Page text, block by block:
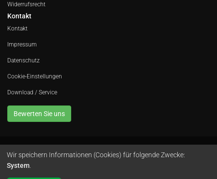
Widerrufsrecht
Kontakt
Kontakt
Impressum
Datenschutz
Cookie-Einstellungen
Download / Service
Bewerten Sie uns
Avola GmbH • In der Fleute 52 • 42389 Wuppertal • Telefon 0202 260 666 0
Instagram
Wir speichern Informationen (Cookies) für folgende Zwecke:
System